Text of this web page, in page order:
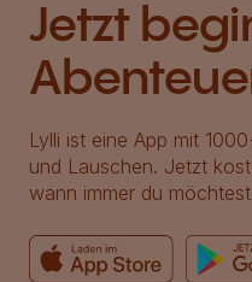
Jetzt
Lylli ist eine App mit
und Lauschen. Jetzt
wann immer du